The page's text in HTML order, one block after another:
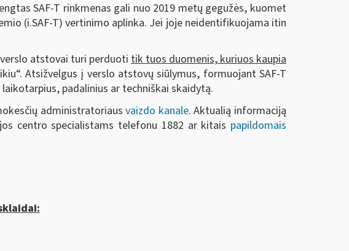
SAF-T rinkmenas gali nuo 2019 metų gegužės, kuomet
(i.SAF-T) vertinimo aplinka. Jei joje neidentifikuojama itin
atstovai turi perduoti tiktuos duomenis, kuriuos kaupia
Atsižvelgus į verslo atstovų siūlymus, formuojant SAF-T
padalinius ar techniškai skaidytą.
administratoriausvaizdo kanale. Aktualią informaciją
centro specialistams telefonu 1882 ar kitais papildomais